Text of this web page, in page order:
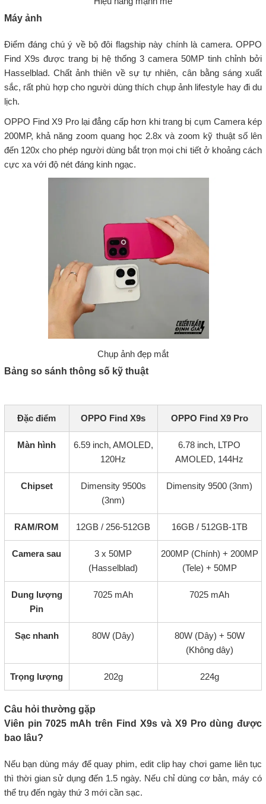
Máy ảnh
Điểm đáng chú ý về bộ đôi flagship này chính là camera. OPPO
Find X9s được trang bị hệ thống 3 camera 50MP tinh chỉnh bởi
Hasselblad. Chất ảnh thiên về sự tự nhiên, cân bằng sáng xuất
sắc, rất phù hợp cho người dùng thích chụp ảnh lifestyle hay đi du
lịch.
OPPO Find X9 Pro lại đẳng cấp hơn khi trang bị cụm Camera kép
200MP, khả năng zoom quang học 2.8x và zoom kỹ thuật số lên
đến 120x cho phép người dùng bắt trọn mọi chi tiết ở khoảng cách
cực xa với độ nét đáng kinh ngạc.
Chụp ảnh đẹp mắt
Bảng so sánh thông số kỹ thuật
Đặc điểm OPPO Find X9s OPPO Find X9 Pro
Màn hình
6.59 inch, AMOLED,
120Hz
6.78 inch, LTPO
AMOLED, 144Hz
Chipset
Dimensity 9500s
(3nm)
Dimensity 9500 (3nm)
RAM/ROM 12GB / 256-512GB 16GB / 512GB-1TB
Camera sau
3 x 50MP
(Hasselblad)
200MP (Chính) + 200MP
(Tele) + 50MP
Dung lượng
Pin
7025 mAh 7025 mAh
Sạc nhanh 80W (Dây)
80W (Dây) + 50W
(Không dây)
Trọng lượng 202g 224g
Câu hỏi thường gặp
Viên pin 7025 mAh trên Find X9s và X9 Pro dùng được
bao lâu?
Nếu bạn dùng máy để quay phim, edit clip hay chơi game liên tục
thì thời gian sử dụng đến 1.5 ngày. Nếu chỉ dùng cơ bản, máy có
thể trụ đến ngày thứ 3 mới cần sạc.